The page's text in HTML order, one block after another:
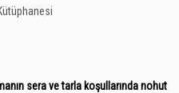
sera ve tarla koşullarında nohut